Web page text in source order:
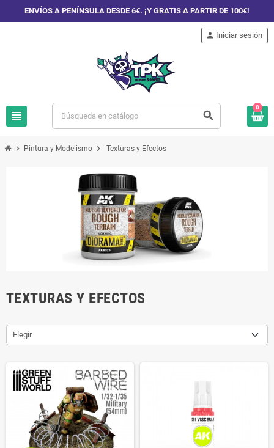
ENVÍOS A PENÍNSULA DESDE 6€. ¡Y GRATIS A PARTIR DE 100€!
view_headline search
person Iniciar sesión
0
chevron_right Pintura y Modelismo chevron_right Texturas y Efectos
TEXTURAS Y EFECTOS
Elegir